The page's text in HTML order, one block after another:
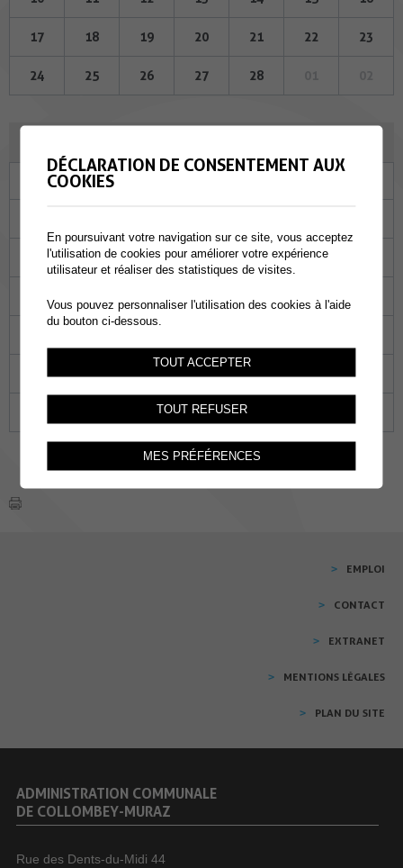
17 18 19 20 21 22 23
24 25 26 27 28
Ma
04 05 06 07 08
25 26 27 28 29
03
EMPLOI
CONTACT
EXTRANET
MENTIONS LÉGALES
PLAN DU SITE
ADMINISTRATION COMMUNALE
DE COLLOMBEY-MURAZ
Rue des Dents-du-Midi 44
DÉCLARATION DE CONSENTEMENT AUX
COOKIES
En poursuivant votre navigation sur ce site, vous acceptez
l'utilisation de cookies pour améliorer votre expérience
utilisateur et réaliser des statistiques de visites.
Vous pouvez personnaliser l'utilisation des cookies à l'aide
du bouton ci-dessous.
TOUT ACCEPTER
TOUT REFUSER
MES PRÉFÉRENCES